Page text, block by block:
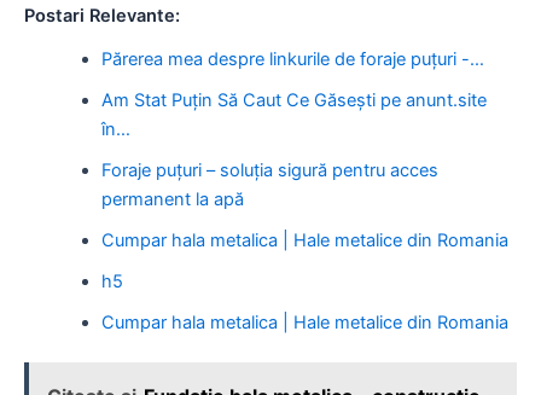
Postari Relevante:
Părerea mea despre linkurile de foraje puțuri -…
Am Stat Puțin Să Caut Ce Găsești pe anunt.site
în…
Foraje puțuri – soluția sigură pentru acces
permanent la apă
Cumpar hala metalica | Hale metalice din Romania
h5
Cumpar hala metalica | Hale metalice din Romania